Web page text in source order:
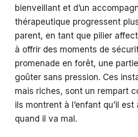
bienveillant et d’un
thérapeutique progressent
parent, en tant que pilier
à offrir des moments de
promenade en forêt, une
goûter sans pression. Ces
mais riches, sont un rempart
ils montrent à l’enfant qu’il est
quand il va mal.